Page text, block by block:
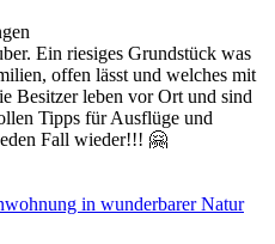
Ein riesiges Grundstück was
offen lässt und welches mit
Besitzer leben vor Ort und sind
Tipps für Ausflüge und
Fall wieder!!! 🤗
in wunderbarer Natur